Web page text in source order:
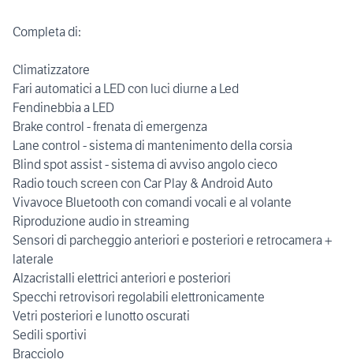
Completa di:
Climatizzatore
Fari automatici a LED con luci diurne a Led
Fendinebbia a LED
Brake control - frenata di emergenza
Lane control - sistema di mantenimento della corsia
Blind spot assist - sistema di avviso angolo cieco
Radio touch screen con Car Play & Android Auto
Vivavoce Bluetooth con comandi vocali e al volante
Riproduzione audio in streaming
Sensori di parcheggio anteriori e posteriori e retrocamera +
laterale
Alzacristalli elettrici anteriori e posteriori
Specchi retrovisori regolabili elettronicamente
Vetri posteriori e lunotto oscurati
Sedili sportivi
Bracciolo